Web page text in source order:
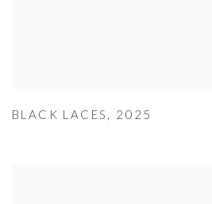
BLACK LACES, 2025